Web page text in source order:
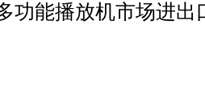
能播放机市场进出